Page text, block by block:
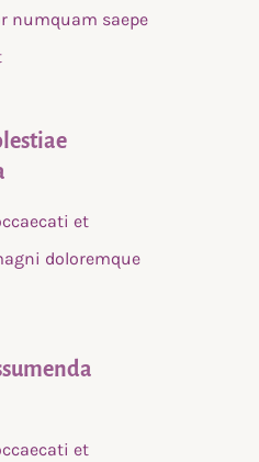
numquam saepe
et
doloremque
et